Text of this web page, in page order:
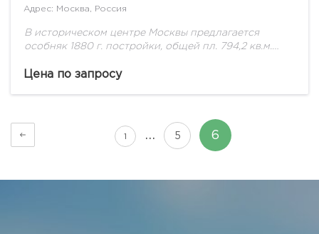
Адрес: Москва, Россия
В историческом центре Москвы предлагается
особняк 1880 г. постройки, общей пл. 794,2 кв.м.
Здание после реконструкции. Выполнен
Цена по запросу
1 … 5 6